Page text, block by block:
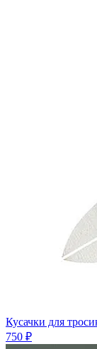
Кусачки для
750 ₽